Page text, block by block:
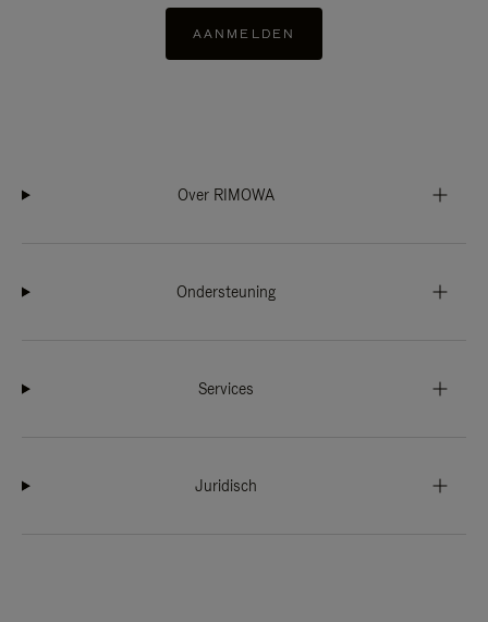
AANMELDEN
Over RIMOWA
Ondersteuning
Services
Juridisch